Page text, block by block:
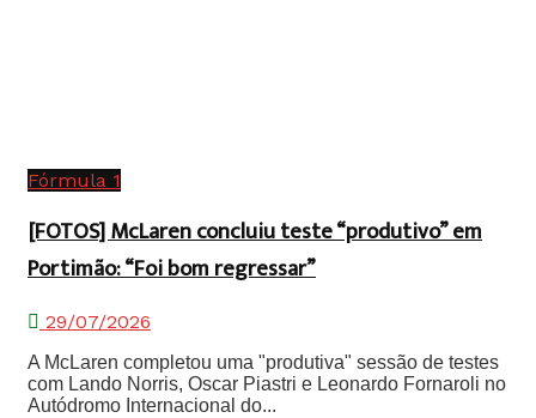
Fórmula 1
[FOTOS] McLaren concluiu teste “produtivo” em
Portimão: “Foi bom regressar”
29/07/2026
A McLaren completou uma "produtiva" sessão de testes
com Lando Norris, Oscar Piastri e Leonardo Fornaroli no
Autódromo Internacional do...